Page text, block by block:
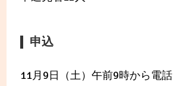
申込
11月9日（土）午前9時から電話